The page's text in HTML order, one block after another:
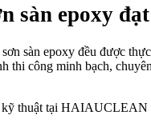
sàn epoxy
sàn epoxy đều được
thi công minh bạch,
kỹ thuật tại HAIAUCLEAN